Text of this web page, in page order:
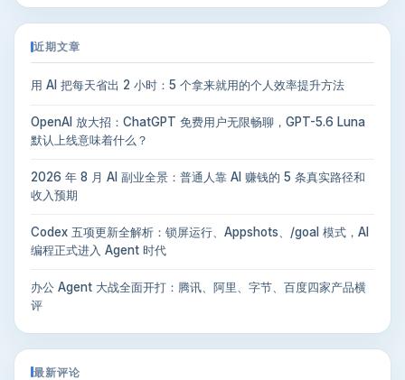
近期文章
用 AI 把每天省出 2 小时：5 个拿来就用的个人效率提升方法
OpenAI 放大招：ChatGPT 免费用户无限畅聊，GPT-5.6 Luna
默认上线意味着什么？
2026 年 8 月 AI 副业全景：普通人靠 AI 赚钱的 5 条真实路径和
收入预期
Codex 五项更新全解析：锁屏运行、Appshots、/goal 模式，AI
编程正式进入 Agent 时代
办公 Agent 大战全面开打：腾讯、阿里、字节、百度四家产品横
评
最新评论